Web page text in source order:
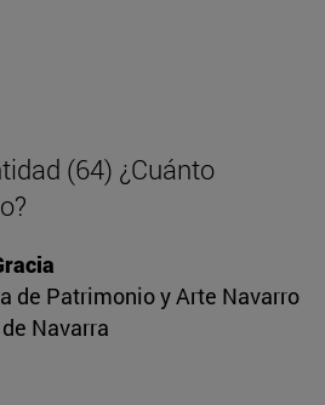
(64) ¿Cuánto
de Patrimonio y Arte Navarro
Navarra